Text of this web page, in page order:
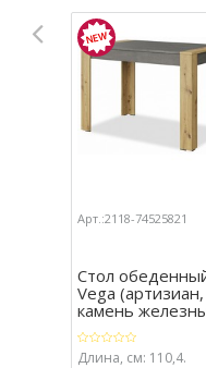
Арт.:2118-74525821
Стол
Vega (артизиан,
камень
Длина, см: 110,4.